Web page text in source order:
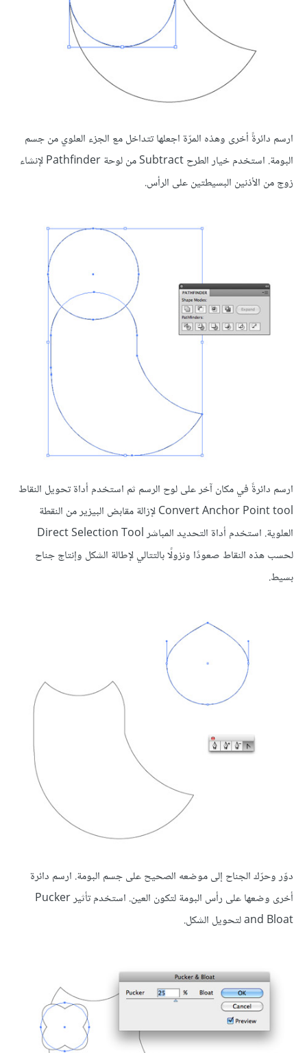
ارسم دائرةً أخرى وهذه المرّة اجعلها تتداخل مع الجزء العلوي من جسم
البومة. استخدم خيار الطرح Subtract من لوحة Pathfinder لإنشاء
زوج من الأذنين البسيطتين على الرأس.
ارسم دائرةً في مكان آخر على لوح الرسم ثم استخدم أداة تحويل النقاط
Convert Anchor Point tool لإزالة مقابض البيزير من النقطة
العلوية. استخدم أداة التحديد المباشر Direct Selection Tool
لحسب هذه النقاط صعودًا ونزولًا بالتتالي لإطالة الشكل وإنتاج جناح
بسيط.
دوّر وحرّك الجناح إلى موضعه الصحيح على جسم البومة. ارسم دائرة
أخرى وضعها على رأس البومة لتكون العين. استخدم تأثير Pucker
and Bloat لتحويل الشكل.